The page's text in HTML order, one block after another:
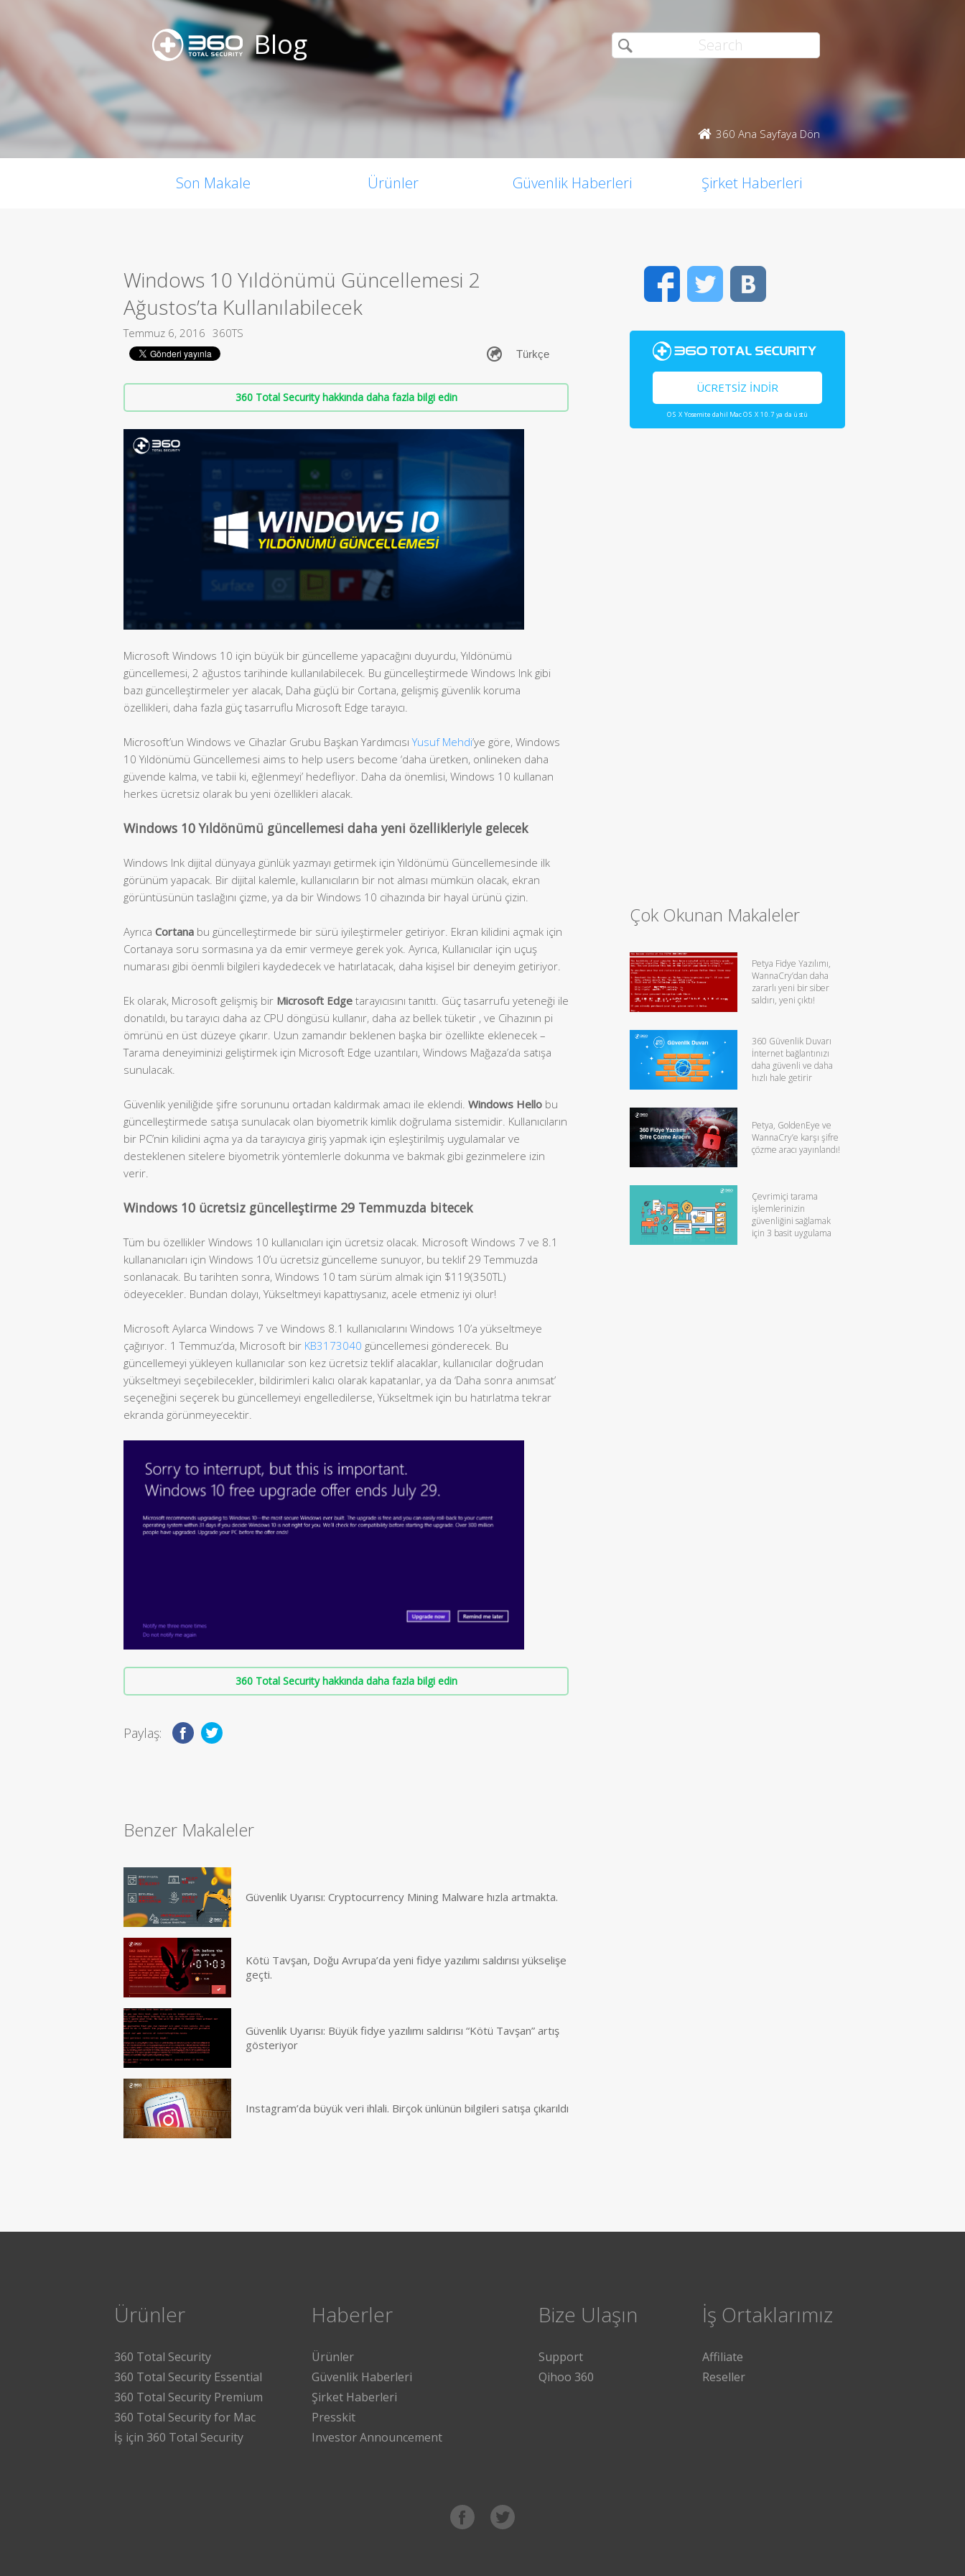
Blog
360 Ana Sayfaya Dön
Son Makale Ürünler Güvenlik Haberleri Şirket Haberleri
Windows 10 Yıldönümü Güncellemesi 2
Ağustos’ta Kullanılabilecek
Temmuz 6, 2016 360TS
360 Total Security hakkında daha fazla bilgi edin
Microsoft Windows 10 için büyük bir güncelleme yapacağını duyurdu, Yıldönümü
güncellemesi, 2 ağustos tarihinde kullanılabilecek. Bu güncelleştirmede Windows Ink gibi
bazı güncelleştirmeler yer alacak, Daha güçlü bir Cortana, gelişmiş güvenlik koruma
özellikleri, daha fazla güç tasarruflu Microsoft Edge tarayıcı.
Microsoft’un Windows ve Cihazlar Grubu Başkan YardımcısıYusuf Mehdi’ye göre, Windows
10 Yıldönümü Güncellemesi aims to help users become ‘daha üretken, onlineken daha
güvende kalma, ve tabii ki, eğlenmeyi’ hedefliyor. Daha da önemlisi, Windows 10 kullanan
herkes ücretsiz olarak bu yeni özellikleri alacak.
Windows 10 Yıldönümü güncellemesi daha yeni özellikleriyle gelecek
Windows Ink dijital dünyaya günlük yazmayı getirmek için Yıldönümü Güncellemesinde ilk
görünüm yapacak. Bir dijital kalemle, kullanıcıların bir not alması mümkün olacak, ekran
görüntüsünün taslağını çizme, ya da bir Windows 10 cihazında bir hayal ürünü çizin.
Ayrıca Cortana bu güncelleştirmede bir sürü iyileştirmeler getiriyor. Ekran kilidini açmak için
Cortanaya soru sormasına ya da emir vermeye gerek yok. Ayrıca, Kullanıcılar için uçuş
numarası gibi öenmli bilgileri kaydedecek ve hatırlatacak, daha kişisel bir deneyim getiriyor.
Ek olarak, Microsoft gelişmiş bir Microsoft Edge tarayıcısını tanıttı. Güç tasarrufu yeteneği ile
donatıldı, bu tarayıcı daha az CPU döngüsü kullanır, daha az bellek tüketir , ve Cihazının pi
ömrünü en üst düzeye çıkarır. Uzun zamandır beklenen başka bir özellikte eklenecek –
Tarama deneyiminizi geliştirmek için Microsoft Edge uzantıları, Windows Mağaza’da satışa
sunulacak.
Güvenlik yeniliğide şifre sorununu ortadan kaldırmak amacı ile eklendi. Windows Hello bu
güncelleştirmede satışa sunulacak olan biyometrik kimlik doğrulama sistemidir. Kullanıcıların
bir PC’nin kilidini açma ya da tarayıcıya giriş yapmak için eşleştirilmiş uygulamalar ve
desteklenen sitelere biyometrik yöntemlerle dokunma ve bakmak gibi gezinmelere izin
verir.
Windows 10 ücretsiz güncelleştirme 29 Temmuzda bitecek
Tüm bu özellikler Windows 10 kullanıcıları için ücretsiz olacak. Microsoft Windows 7 ve 8.1
kullananıcıları için Windows 10’u ücretsiz güncelleme sunuyor, bu teklif 29 Temmuzda
sonlanacak. Bu tarihten sonra, Windows 10 tam sürüm almak için $119(350TL)
ödeyecekler. Bundan dolayı, Yükseltmeyi kapattıysanız, acele etmeniz iyi olur!
Microsoft Aylarca Windows 7 ve Windows 8.1 kullanıcılarını Windows 10’a yükseltmeye
çağırıyor. 1 Temmuz’da, Microsoft bir KB3173040 güncellemesi gönderecek. Bu
güncellemeyi yükleyen kullanıcılar son kez ücretsiz teklif alacaklar, kullanıcılar doğrudan
yükseltmeyi seçebilecekler, bildirimleri kalıcı olarak kapatanlar, ya da ‘Daha sonra anımsat’
seçeneğini seçerek bu güncellemeyi engelledilerse, Yükseltmek için bu hatırlatma tekrar
ekranda görünmeyecektir.
360 Total Security hakkında daha fazla bilgi edin
Paylaş:
Benzer Makaleler
Güvenlik Uyarısı: Cryptocurrency Mining Malware hızla artmakta.
Kötü Tavşan, Doğu Avrupa’da yeni fidye yazılımı saldırısı yükselişe
geçti.
Güvenlik Uyarısı: Büyük fidye yazılımı saldırısı “Kötü Tavşan” artış
gösteriyor
Instagram’da büyük veri ihlali. Birçok ünlünün bilgileri satışa çıkarıldı
FacebookTwitter
ÜCRETSIZ İNDIR
OS X Yosemite dahil Mac OS X 10.7 ya da üstü
Çok Okunan Makaleler
Petya Fidye Yazılımı,
WannaCry’dan daha
zararlı yeni bir siber
saldırı, yeni çıktı!
360 Güvenlik Duvarı
İnternet bağlantınızı
daha güvenli ve daha
hızlı hale getirir
Petya, GoldenEye ve
WannaCry’e karşı şifre
çözme aracı yayınlandı!
Çevrimiçi tarama
işlemlerinizin
güvenliğini sağlamak
için 3 basit uygulama
Ürünler
360 Total Security
360 Total Security Essential
360 Total Security Premium
360 Total Security for Mac
İş için 360 Total Security
Haberler
Ürünler
Güvenlik Haberleri
Şirket Haberleri
Presskit
Investor Announcement
Bize Ulaşın
Support
Qihoo 360
İş Ortaklarımız
Affiliate
Reseller